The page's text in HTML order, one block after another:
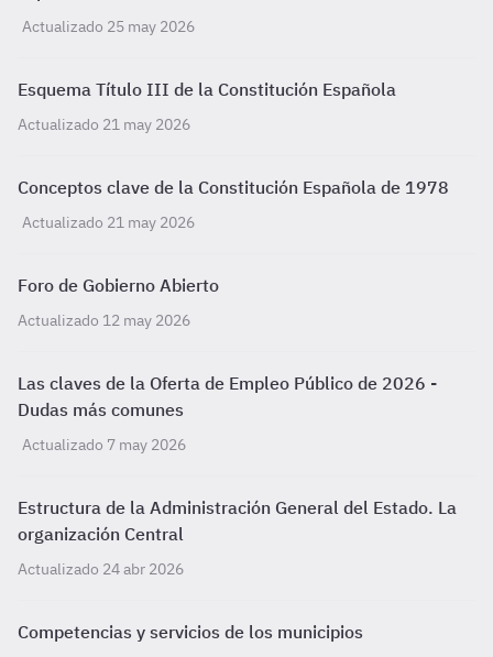
Actualizado 25 may 2026
Esquema Título III de la Constitución Española
Actualizado 21 may 2026
Conceptos clave de la Constitución Española de 1978
Actualizado 21 may 2026
Foro de Gobierno Abierto
Actualizado 12 may 2026
Las claves de la Oferta de Empleo Público de 2026 -
Dudas más comunes
Actualizado 7 may 2026
Estructura de la Administración General del Estado. La
organización Central
Actualizado 24 abr 2026
Competencias y servicios de los municipios